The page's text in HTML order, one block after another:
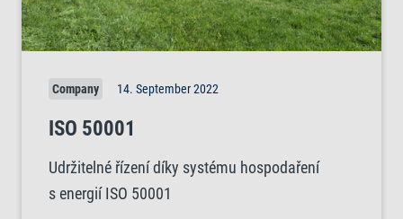
Company 14. September 2022
ISO 50001
Udržitelné řízení díky systému hospodaření
s energií ISO 50001